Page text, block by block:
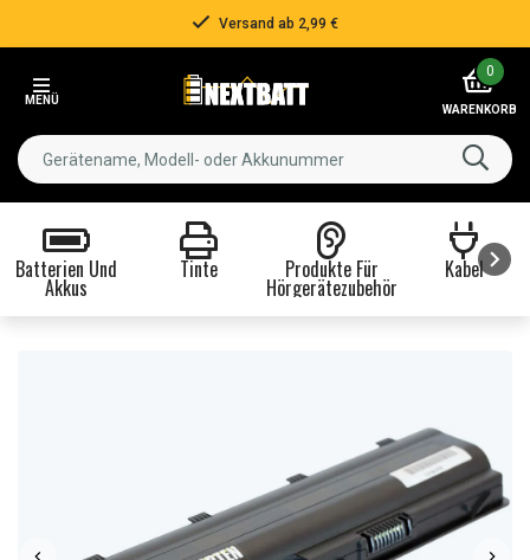
Versand ab 2,99 €
MENÜ
0
WARENKORB
Batterien Und
Akkus
Tinte Produkte Für
Hörgerätezubehör
Kabel